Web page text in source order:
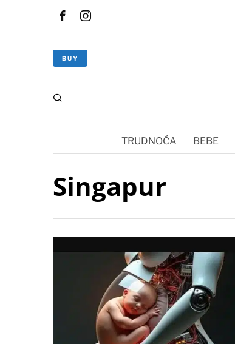
BUY
TRUDNOĆA BEBE
Singapur